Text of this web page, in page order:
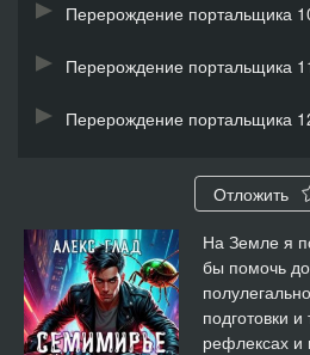
Перерождение портальщика
Перерождение портальщика
Перерождение портальщика
Перерождение портальщика
Перерождение портальщика 14
Перерождение портальщика
Перерождение портальщика
Отложить
На Земле я
бы помочь
подготовки
рефлексах